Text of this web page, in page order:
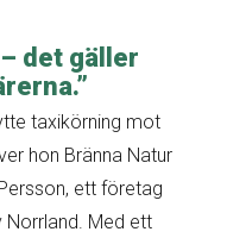
det gäller
taxikörning mot
hon Bränna Natur
ett företag
Norrland. Med ett